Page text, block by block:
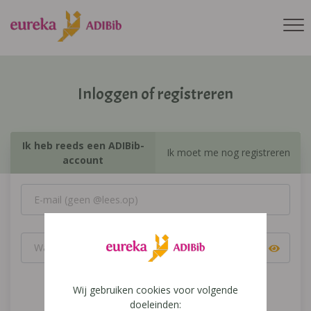
Inloggen of registreren
Ik heb reeds een ADIBib-
account
Ik moet me nog registreren
Inloggen
Wij gebruiken cookies voor volgende
doeleinden: